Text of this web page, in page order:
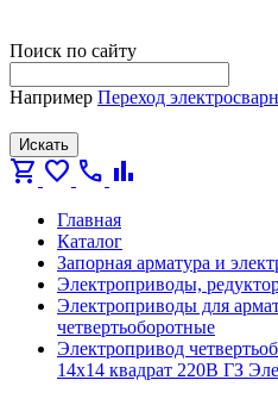
Поиск по сайту
Например Переход
Искать
shopping_cart favorite call bar_chart
Главная
Каталог
Запорная арматура и
Электроприводы,
Электроприводы для
четвертьоборотные
Электропривод
14х14 квадрат 220В ГЗ